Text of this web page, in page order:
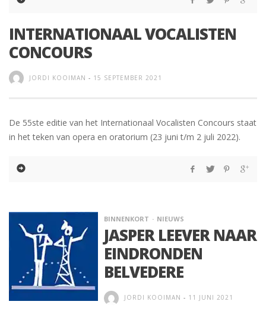
INTERNATIONAAL VOCALISTEN
CONCOURS
JORDI KOOIMAN - 15 SEPTEMBER 2021
De 55ste editie van het Internationaal Vocalisten Concours staat
in het teken van opera en oratorium (23 juni t/m 2 juli 2022).
BINNENKORT NIEUWS
JASPER LEEVER NAAR
EINDRONDEN
BELVEDERE
JORDI KOOIMAN - 11 JUNI 2021